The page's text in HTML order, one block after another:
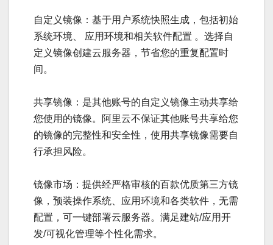
自定义镜像：基于用户系统快照生成，包括初始
系统环境、 应用环境和相关软件配置 。选择自
定义镜像创建云服务器，节省您的重复配置时
间。
共享镜像：是其他账号的自定义镜像主动共享给
您使用的镜像。阿里云不保证其他账号共享给您
的镜像的完整性和安全性，使用共享镜像需要自
行承担风险。
镜像市场：提供经严格审核的百款优质第三方镜
像，预装操作系统、应用环境和各类软件，无需
配置，可一键部署云服务器。满足建站/应用开
发/可视化管理等个性化需求。